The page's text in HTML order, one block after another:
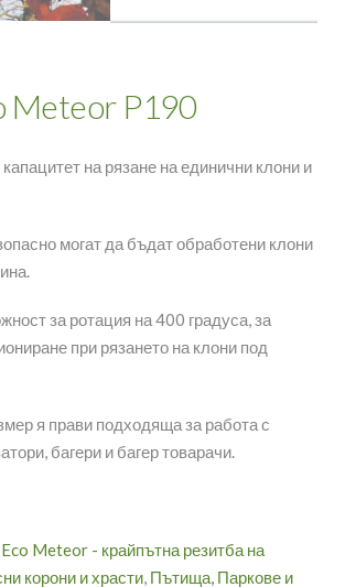
Meteor P190
на рязане на единични клони и
могат да бъдат обработени клони
за ротация на 400 градуса, за
при рязането на клони под
я прави подходяща за работа с
багери и багер товарачи.
Meteor - крайпътна резитба на
корони и храсти, Пътища, Паркове и